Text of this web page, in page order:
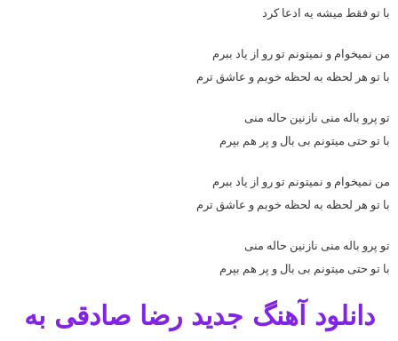
با تو فقط میشه یه ادعا کرد
من نمیخوام و نمیتونم تو رو از یاد ببرم
با تو هر لحظه به لحظه خوبم و عاشق ترم
تو پرو باله منی نازنین حاله منی
با تو حتی میتونم بی بال و پر هم بپرم
من نمیخوام و نمیتونم تو رو از یاد ببرم
با تو هر لحظه به لحظه خوبم و عاشق ترم
تو پرو باله منی نازنین حاله منی
با تو حتی میتونم بی بال و پر هم بپرم
دانلود آهنگ جدید رضا صادقی به